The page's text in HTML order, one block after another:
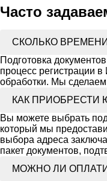
Часто
СКОЛЬКО
Подготовка
процесс регистрации
обработки. Мы сделаем
КАК ПРИОБРЕСТИ
Вы можете выбрать
который мы
выбора адреса
пакет документов,
МОЖНО ЛИ